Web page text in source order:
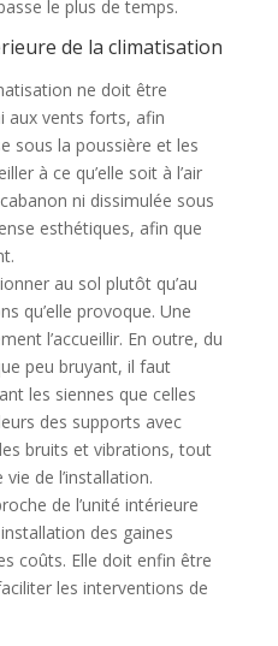
le plus de temps.
de la climatisation
ne doit être
aux vents forts, afin
sous la poussière et les
à ce qu’elle soit à l’air
ni dissimulée sous
esthétiques, afin que
au sol plutôt qu’au
qu’elle provoque. Une
l’accueillir. En outre, du
peu bruyant, il faut
les siennes que celles
des supports avec
bruits et vibrations, tout
de l’installation.
de l’unité intérieure
des gaines
coûts. Elle doit enfin être
les interventions de